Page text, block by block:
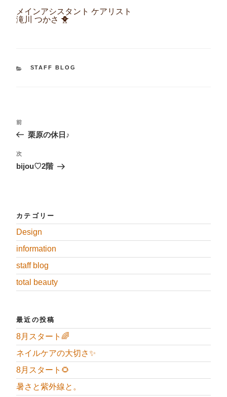
メインアシスタント ケアリスト
滝川 つかさ 🐥
カ
STAFF BLOG
稿
ナ
ビ
ゲ
ー
過
去
の
稿
前
栗原の休日♪
次
の
投
次
bijou♡2階
カテゴリー
Design
information
staff blog
total beauty
最近の投稿
8月スタート🌈
ネイルケアの大切さ✨
8月スタート🌻
暑さと紫外線と。